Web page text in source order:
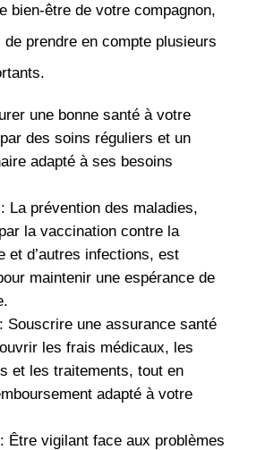
bien-être de votre compagnon,
prendre en compte plusieurs
une bonne santé à votre
des soins réguliers et un
adapté à ses besoins
La prévention des maladies,
la vaccination contre la
et d’autres infections, est
maintenir une espérance de
Souscrire une assurance santé
les frais médicaux, les
et les traitements, tout en
adapté à votre
Être vigilant face aux problèmes